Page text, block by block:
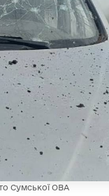
Сумської ОВА